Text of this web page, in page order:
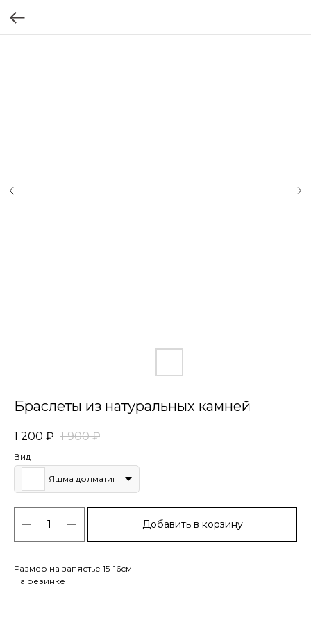
Браслеты из натуральных камней
1 200 ₽ 1 900 ₽
Вид
Яшма долматин
Добавить в корзину
Размер на запястье 15-16см
На резинке